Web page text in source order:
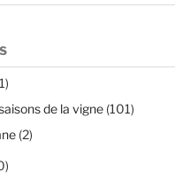
de la vigne(101)
(2)